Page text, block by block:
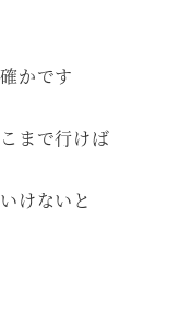
かです
まで行けば
けないと